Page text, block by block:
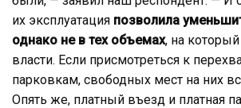
их эксплуатация позволила
однако не в тех объемах, на
власти. Если присмотреться к
парковкам, свободных мест на них
Опять же, платный въезд и платная